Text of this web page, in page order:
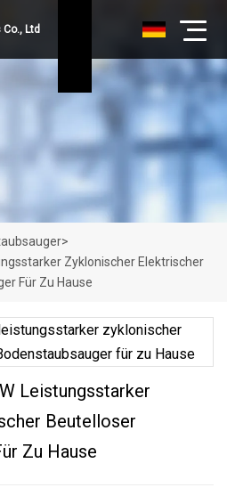
Ltd
>
Zyklonischer Elektrischer
Für Zu Hause
Leistungsstarker
Beutelloser
Zu Hause